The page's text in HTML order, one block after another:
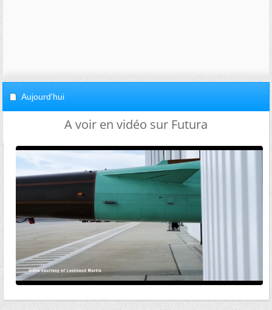
Aujourd'hui
A voir en vidéo sur Futura